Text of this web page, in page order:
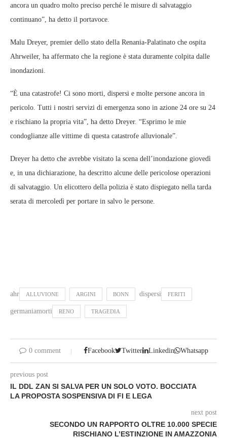
ancora un quadro molto preciso perché le misure di salvataggio
continuano”, ha detto il portavoce.
Malu Dreyer, premier dello stato della Renania-Palatinato che ospita
Ahrweiler, ha affermato che la regione è stata duramente colpita dalle
inondazioni.
“È una catastrofe! Ci sono morti, dispersi e molte persone ancora in
pericolo. Tutti i nostri servizi di emergenza sono in azione 24 ore su 24
e rischiano la propria vita”, ha detto Dreyer. “Esprimo le mie
condoglianze alle vittime di questa catastrofe alluvionale”.
Dreyer ha detto che avrebbe visitato la scena dell’inondazione giovedì
e, in una dichiarazione, ha descritto alcune delle pericolose operazioni
di salvataggio. Un elicottero della polizia è stato dispiegato nella tarda
serata di mercoledì per portare in salvo le persone.
ahr ALLUVIONE ARGINI BONN dispersi FERITI
germaniamorti RENO TRAGEDIA
0 comment Facebook Twitter Linkedin Whatsapp
previous post
IL DDL ZAN SI SALVA PER UN SOLO VOTO. BOCCIATA
LA PROPOSTA SOSPENSIVA DI FI E LEGA
next post
SECONDO UN RAPPORTO OLTRE 10.000 SPECIE
RISCHIANO L’ESTINZIONE IN AMAZZONIA